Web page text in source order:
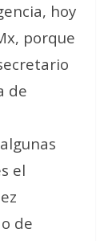
hoy
porque
de
el
de